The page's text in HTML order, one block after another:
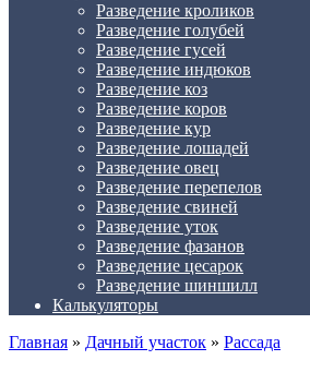
Разведение кроликов
Разведение голубей
Разведение гусей
Разведение индюков
Разведение коз
Разведение коров
Разведение кур
Разведение лошадей
Разведение овец
Разведение перепелов
Разведение свиней
Разведение уток
Разведение фазанов
Разведение цесарок
Разведение шиншилл
Калькуляторы
Главная » Дачный участок » Рассада